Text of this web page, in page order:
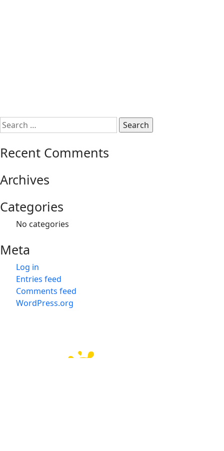
Search
for:
Recent Comments
Archives
Categories
No categories
Meta
Log in
Entries feed
Comments feed
WordPress.org